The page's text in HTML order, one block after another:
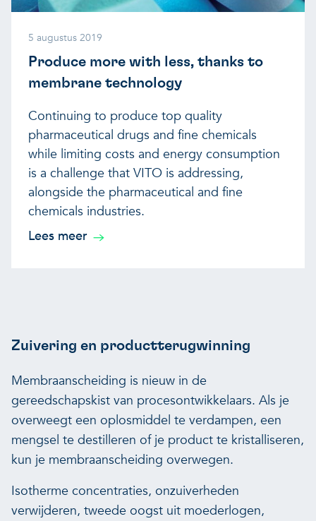
5 augustus 2019
Produce more with less, thanks to
membrane technology
Continuing to produce top quality
pharmaceutical drugs and fine chemicals
while limiting costs and energy consumption
is a challenge that VITO is addressing,
alongside the pharmaceutical and fine
chemicals industries.
Lees meer
Zuivering en productterugwinning
Membraanscheiding is nieuw in de
gereedschapskist van procesontwikkelaars. Als je
overweegt een oplosmiddel te verdampen, een
mengsel te destilleren of je product te kristalliseren,
kun je membraanscheiding overwegen.
Isotherme concentraties, onzuiverheden
verwijderen, tweede oogst uit moederlogen,